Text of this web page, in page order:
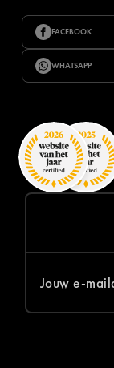
FACEBOOK
WHATSAPP